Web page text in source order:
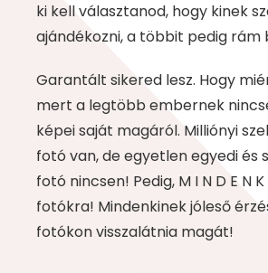
ki kell választanod, hogy kinek
ajándékozni, a többit pedig rám
Garantált sikered lesz. Hogy
mert a legtöbb embernek
képei saját magáról. Milliónyi
fotó van, de egyetlen egyedi és
fotó nincsen! Pedig, M I N D E N
fotókra! Mindenkinek jóleső
fotókon visszalátnia magát!